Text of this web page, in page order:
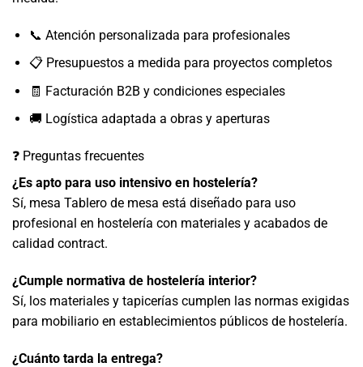
📞 Atención personalizada para profesionales
📋 Presupuestos a medida para proyectos completos
🧾 Facturación B2B y condiciones especiales
🚚 Logística adaptada a obras y aperturas
❓ Preguntas frecuentes
¿Es apto para uso intensivo en hostelería?
Sí, mesa Tablero de mesa está diseñado para uso
profesional en hostelería con materiales y acabados de
calidad contract.
¿Cumple normativa de hostelería interior?
Sí, los materiales y tapicerías cumplen las normas exigidas
para mobiliario en establecimientos públicos de hostelería.
¿Cuánto tarda la entrega?